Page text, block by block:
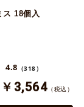
ス 18個入
4.8 （318）
￥3,564 （税込）